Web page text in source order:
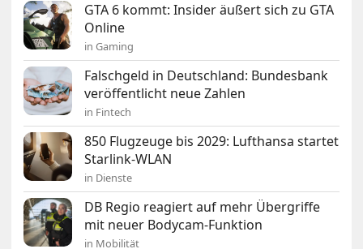
GTA 6 kommt: Insider äußert sich zu GTA
Online
in Gaming
Falschgeld in Deutschland: Bundesbank
veröffentlicht neue Zahlen
in Fintech
850 Flugzeuge bis 2029: Lufthansa startet
Starlink-WLAN
in Dienste
DB Regio reagiert auf mehr Übergriffe
mit neuer Bodycam-Funktion
in Mobilität